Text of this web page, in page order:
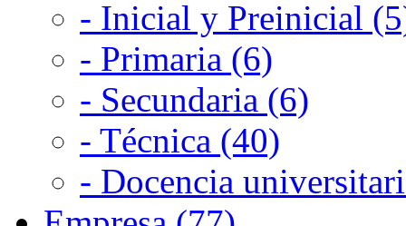
- Inicial y Preinicial
- Primaria (6)
- Secundaria (6)
- Técnica (40)
- Docencia